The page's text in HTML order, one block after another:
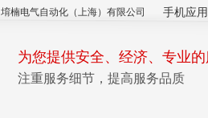
堉楠电气自动化（上海）有限公司 手机应用
为您提供安全、经济、专业
注重服务细节，提高服务品质